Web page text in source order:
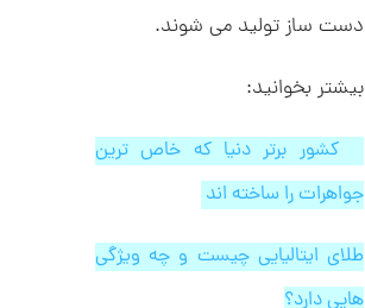
دست ساز تولید می شوند.
بیشتر بخوانید:
۷ کشور برتر دنیا که خاص ترین
جواهرات را ساخته اند
طلای ایتالیایی چیست و چه ویژگی
هایی دارد؟